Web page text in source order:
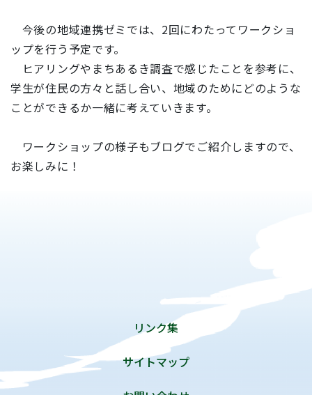
今後の地域連携ゼミでは、2回にわたってワークショ
ップを行う予定です。
ヒアリングやまちあるき調査で感じたことを参考に、
学生が住民の方々と話し合い、地域のためにどのような
ことができるか一緒に考えていきます。
ワークショップの様子もブログでご紹介しますので、
お楽しみに！
リンク集
サイトマップ